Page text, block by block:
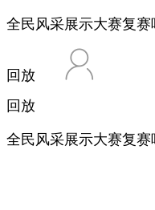
全民风采展示大赛复
回放
回放
全民风采展示大赛复